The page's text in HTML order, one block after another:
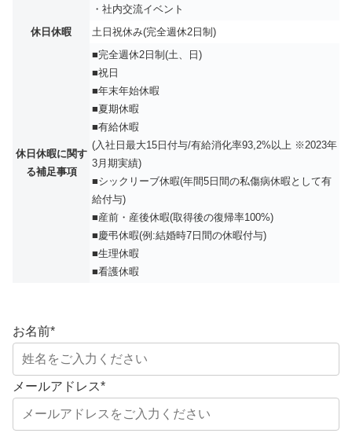
・社内交流イベント
休日休暇
土日祝休み(完全週休2日制)
休日休暇に関す
る補足事項
■完全週休2日制(土、日)
■祝日
■年末年始休暇
■夏期休暇
■有給休暇
(入社日最大15日付与/有給消化率93,2%以上 ※2023年
3月期実績)
■シックリーブ休暇(年間5日間の私傷病休暇として有
給付与)
■産前・産後休暇(取得後の復帰率100%)
■慶弔休暇(例:結婚時7日間の休暇付与)
■生理休暇
■看護休暇
お名前*
メールアドレス*